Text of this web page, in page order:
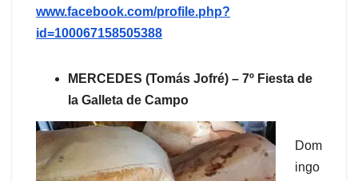
www.facebook.com/profile.php?
id=100067158505388
MERCEDES (Tomás Jofré) – 7º Fiesta de
la Galleta de Campo
Dom
ingo